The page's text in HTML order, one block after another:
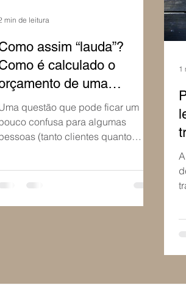
assim “lauda”?
é calculado o
de uma
questão que pode ficar um
confusa para algumas
(tanto clientes quanto
min de leitura
1